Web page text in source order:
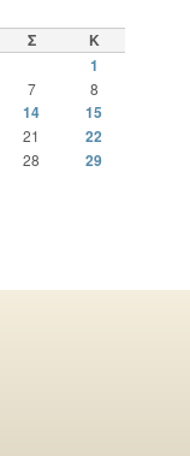
Σ
Κ
1
7 8
14 15
21 22
28
29